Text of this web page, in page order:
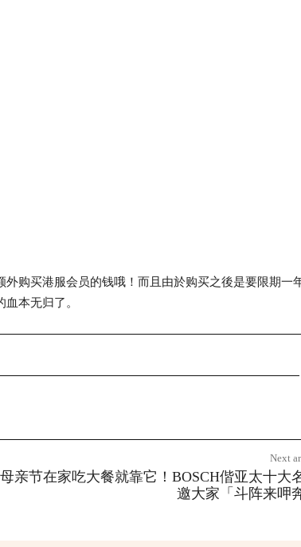
购买港服会员的钱哦！而且由於购买之後是要限期一
血本无归了。
Next
母亲节在家吃大餐就靠它！BOSCH偕亚太十大
邀大家「斗阵来呷